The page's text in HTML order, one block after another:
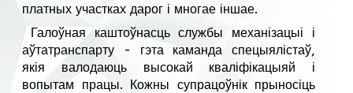
платных участках дарог і многае іншае.
Галоўная каштоўнасць службы механізацыі і
аўтатранспарту - гэта каманда спецыялістаў,
якія валодаюць высокай кваліфікацыяй і
вопытам працы. Кожны супрацоўнік прыносіць